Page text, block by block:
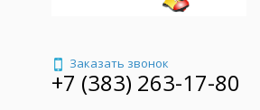
Заказать звонок
+7 (383) 263-17-80